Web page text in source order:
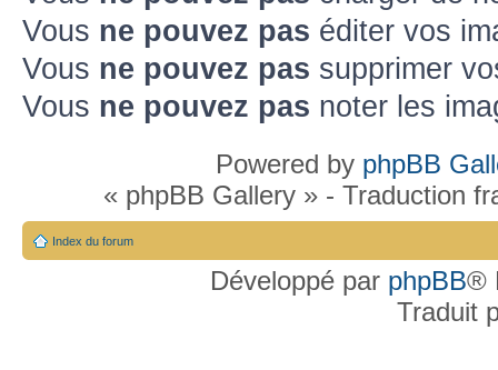
Vous ne pouvez pas éditer vos
Vous ne pouvez pas supprimer
Vous ne pouvez pas noter les
Powered by phpBB
« phpBB Gallery » - Traduction
Index du forum
Développé par phpBB®
Traduit